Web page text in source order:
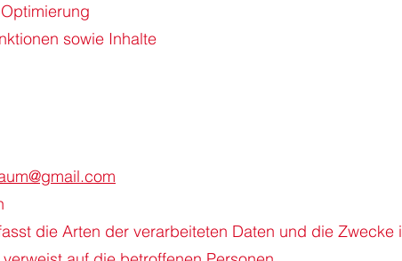
sowie Inhalte
die Arten der verarbeiteten Daten und die Zwecke